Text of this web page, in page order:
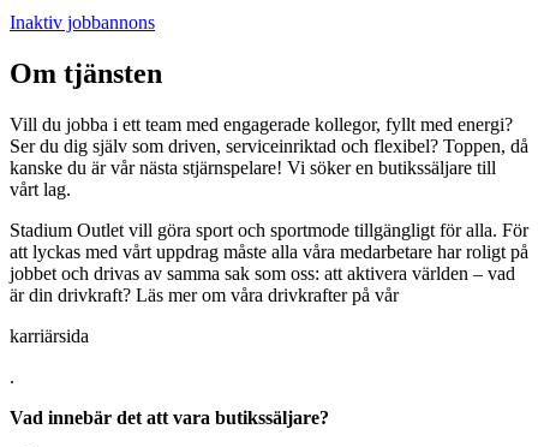
Inaktiv jobbannons
Om tjänsten
Vill du jobba i ett team med engagerade kollegor, fyllt med energi?
Ser du dig själv som driven, serviceinriktad och flexibel? Toppen, då
kanske du är vår nästa stjärnspelare! Vi söker en butikssäljare till
vårt lag.
Stadium Outlet vill göra sport och sportmode tillgängligt för alla. För
att lyckas med vårt uppdrag måste alla våra medarbetare har roligt på
jobbet och drivas av samma sak som oss: att aktivera världen – vad
är din drivkraft? Läs mer om våra drivkrafter på vår
karriärsida
.
Vad innebär det att vara butikssäljare?